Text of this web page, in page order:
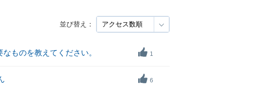
並び替え：
ものを教えてください。 1
6